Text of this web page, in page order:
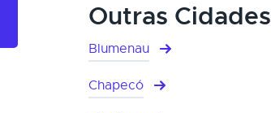
Outras Cidades
Blumenau
Chapecó